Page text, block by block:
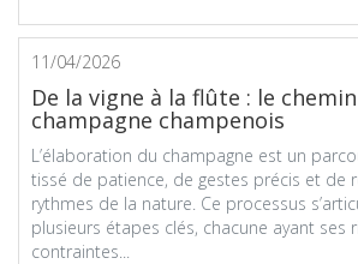
11/04/2026
De la vigne à la flûte : le
champagne champenois
L’élaboration du champagne est un
tissé de patience, de gestes précis et de
rythmes de la nature. Ce processus
plusieurs étapes clés, chacune ayant ses
contraintes...